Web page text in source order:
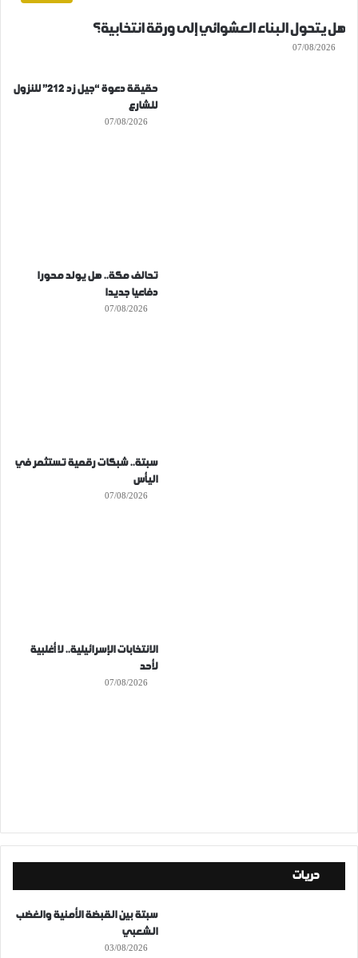
هل يتحول البناء العشوائي إلى ورقة انتخابية؟
07/08/2026
حقيقة دعوة “جيل زد 212” للنزول
للشارع
07/08/2026
تحالف مكة.. هل يولد محورا
دفاعيا جديدا
07/08/2026
سبتة.. شبكات رقمية تستثمر في
اليأس
07/08/2026
الانتخابات الإسرائيلية.. لا أغلبية
لأحد
07/08/2026
حريات
سبتة بين القبضة الأمنية والغضب
الشعبي
03/08/2026